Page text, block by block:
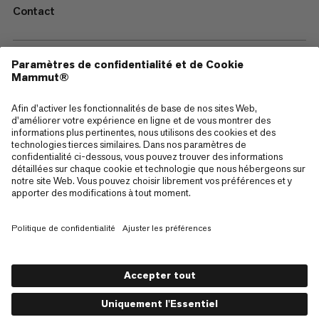
Contact
—
Sitemap
Cookies
Mentions Légales
Politique de confidentialité des données
Conditions d'utilisation